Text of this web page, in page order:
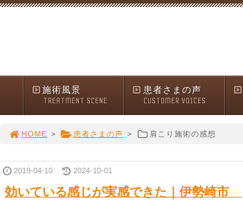
施術風景
TREATMENT SCENE
患者さまの声
CUSTOMER VOICES
HOME > 患者さまの声 > 肩こり施術の感想
2019-04-10 2024-10-01
効いている感じが実感できた｜伊勢崎市